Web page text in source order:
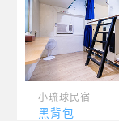
小琉球民宿
黑背包